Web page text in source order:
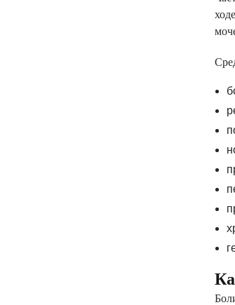
базовые
справки